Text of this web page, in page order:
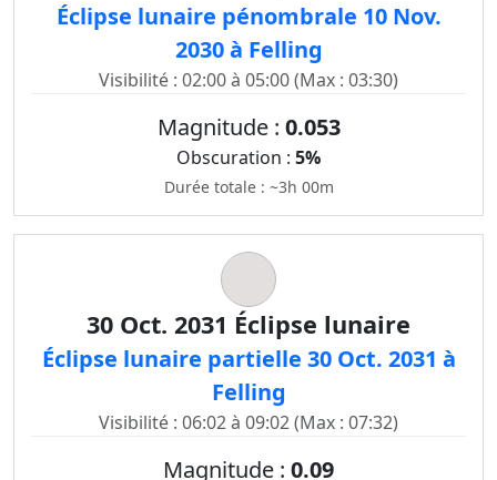
Éclipse lunaire pénombrale 10 Nov.
2030 à Felling
Visibilité : 02:00 à 05:00 (Max : 03:30)
Magnitude : 0.053
Obscuration : 5%
Durée totale : ~3h 00m
30 Oct. 2031 Éclipse lunaire
Éclipse lunaire partielle 30 Oct. 2031 à
Felling
Visibilité : 06:02 à 09:02 (Max : 07:32)
Magnitude : 0.09